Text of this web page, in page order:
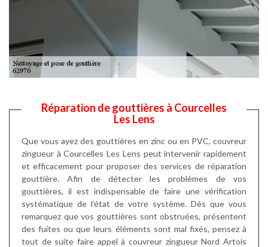
Réparation de gouttières à Courcelles
Les Lens
Que vous ayez des gouttières en zinc ou en PVC, couvreur
zingueur à Courcelles Les Lens peut intervenir rapidement
et efficacement pour proposer des services de réparation
gouttière. Afin de détecter les problèmes de vos
gouttières, il est indispensable de faire une vérification
systématique de l’état de votre système. Dès que vous
remarquez que vos gouttières sont obstruées, présentent
des fuites ou que leurs éléments sont mal fixés, pensez à
tout de suite faire appel à couvreur zingueur Nord Artois